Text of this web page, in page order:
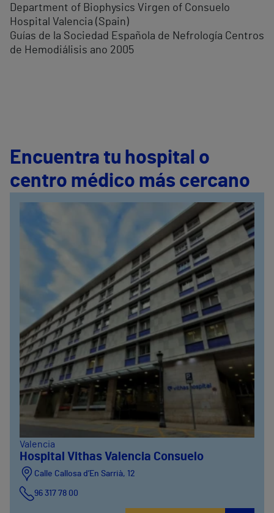
Department of Biophysics Virgen of Consuelo
Hospital Valencia (Spain)
Guías de la Sociedad Española de Nefrología Centros
de Hemodiálisis ano 2005
Encuentra tu hospital o
centro médico más cercano
Valencia
Hospital Vithas Valencia Consuelo
Calle Callosa d’En Sarrià, 12
96 317 78 00